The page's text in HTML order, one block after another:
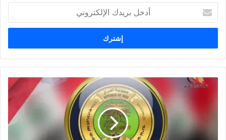
بريدك
الإلكتروني
بالوثيقة..التربية
القروض
السلف